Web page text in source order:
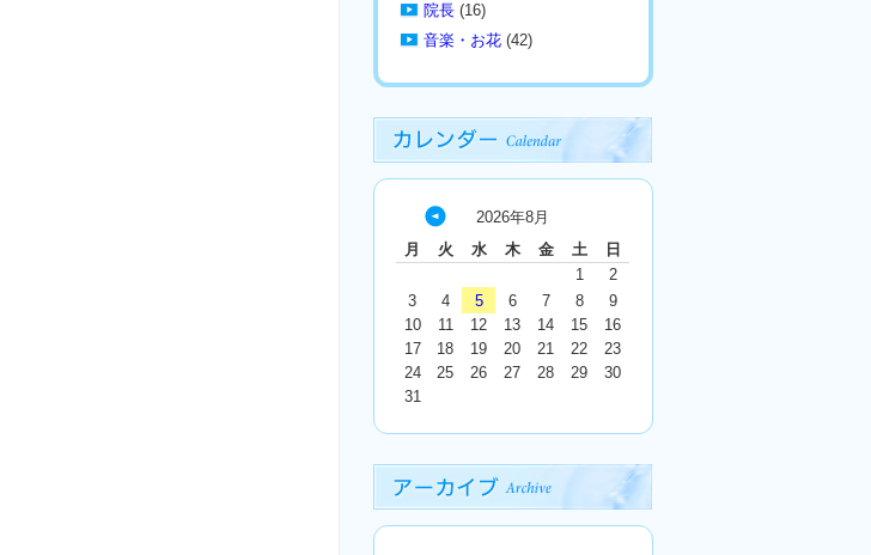
院長 (16)
音楽・お花 (42)
2026年8月
月
火 水 木 金 土 日
« 7
月
1
2
3
4 5 6 7 8
9
10
11 12 13 14 15
16
17
18 19 20 21 22
23
24
25 26 27 28 29
30
31